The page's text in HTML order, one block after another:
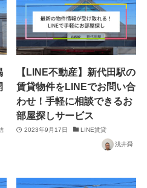
【LINE不動産】新代田駅の
賃貸物件をLINEでお問い合
わせ！手軽に相談できるお
部屋探しサービス
2023年9月17日 LINE賃貸
浅井舜